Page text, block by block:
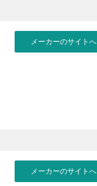
メーカーのサイトへ
メーカーのサイトへ